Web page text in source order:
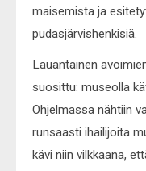
maisemista ja
pudasjärvishenkisiä.
Lauantainen
suosittu: museolla
Ohjelmassa nähtiin
runsaasti ihailijoita
kävi niin vilkkaana,